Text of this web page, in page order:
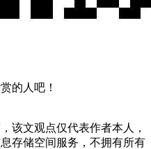
的人吧！
该文观点仅代表作者本人，
存储空间服务，不拥有所有